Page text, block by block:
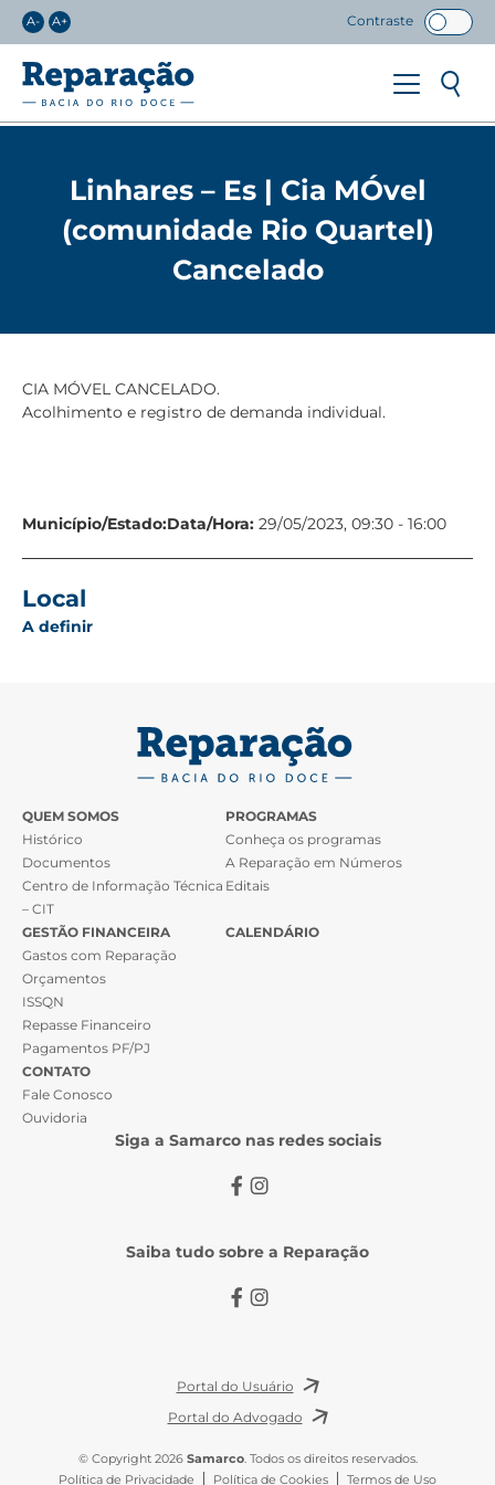
A- A+ Contraste
Linhares – Es | Cia MÓvel
(comunidade Rio Quartel)
Cancelado
CIA MÓVEL CANCELADO.
Acolhimento e registro de demanda individual.
Município/Estado:Data/Hora: 29/05/2023, 09:30 - 16:00
Local
A definir
QUEM SOMOS
Histórico
Documentos
Centro de Informação Técnica
– CIT
PROGRAMAS
Conheça os programas
A Reparação em Números
Editais
GESTÃO FINANCEIRA
Gastos com Reparação
Orçamentos
ISSQN
Repasse Financeiro
Pagamentos PF/PJ
CALENDÁRIO
CONTATO
Fale Conosco
Ouvidoria
Siga a Samarco nas redes sociais
Saiba tudo sobre a Reparação
Portal do Usuário
Portal do Advogado
© Copyright 2026 Samarco. Todos os direitos reservados.
Política de Privacidade
Política de Cookies Termos de Uso